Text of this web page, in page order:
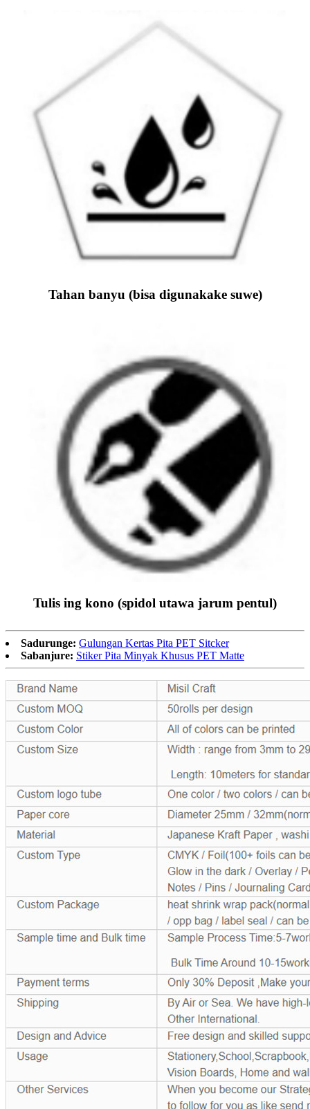
Tahan banyu (bisa digunakake suwe)
Tulis ing kono (spidol utawa jarum pentul)
Sadurunge: Gulungan Kertas Pita PET Sitcker
Sabanjure: Stiker Pita Minyak Khusus PET Matte